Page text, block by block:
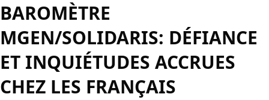
BAROMÈTRE
MGEN/SOLIDARIS: DÉFIANCE
ET INQUIÉTUDES ACCRUES
CHEZ LES FRANÇAIS